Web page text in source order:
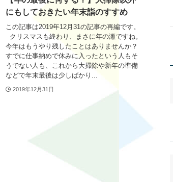
にもしておきたい年末詣のすすめ
この記事は2019年12月31の記事の再編です。
クリスマスも終わり、まさに年の瀬ですね。
今年はもうやり残したことはありませんか？
すでに仕事納めで休みに入ったという人もそ
うでない人も、これから大掃除や新年の準備
などで年末最後は少しばかり...
2019年12月31日